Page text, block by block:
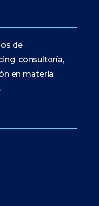
de
consultoría,
en materia